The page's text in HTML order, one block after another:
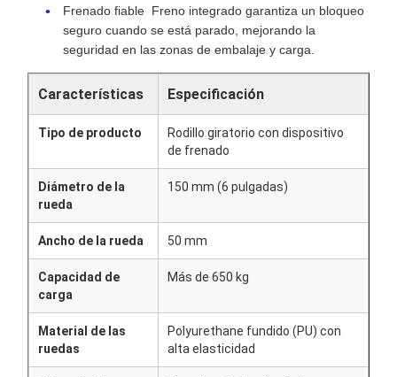
Frenado fiable ️ Freno integrado garantiza un bloqueo
seguro cuando se está parado, mejorando la
seguridad en las zonas de embalaje y carga.
Características Especificación
Tipo de producto
Rodillo giratorio con dispositivo
de frenado
Diámetro de la
rueda
150 mm (6 pulgadas)
Ancho de la rueda 50 mm
Capacidad de
carga
Más de 650 kg
Material de las
ruedas
Polyurethane fundido (PU) con
alta elasticidad